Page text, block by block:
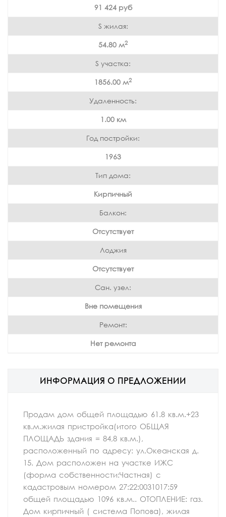
91 424 руб
S жилая:
54.80 м2
S участка:
1856.00 м2
Удаленность:
1.00 км
Год постройки:
1963
Тип дома:
Кирпичный
Балкон:
Отсутствует
Лоджия
Отсутствует
Сан. узел:
Вне помещения
Ремонт:
Нет ремонта
ИНФОРМАЦИЯ О ПРЕДЛОЖЕНИИ
Продам дом общей площадью 61.8 кв.м.+23
кв.м.жилая пристройка(итого ОБЩАЯ
ПЛОЩАДЬ здания = 84,8 кв.м.),
расположенный по адресу: ул.Океанская д.
15. Дом расположен на участке ИЖС
(форма собственности:Частная) с
кадастровым номером 27:22:0031017:59
общей площадью 1096 кв.м.. ОТОПЛЕНИЕ: газ.
Дом кирпичный ( система Попова), жилая